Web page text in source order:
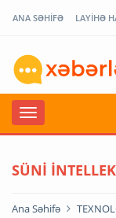
ANA SƏHİFƏ LAYİHƏ
SÜNİ
Ana Səhifə